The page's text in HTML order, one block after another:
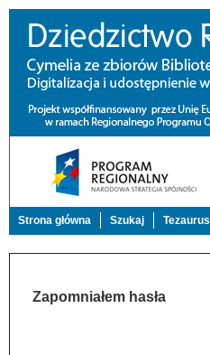
Strona główna Szukaj Tezaurus
Zapomniałem hasła